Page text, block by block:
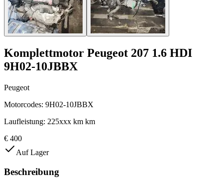
Komplettmotor Peugeot 207 1.6 HDI
9H02-10JBBX
Peugeot
Motorcodes: 9H02-10JBBX
Laufleistung: 225xxx km km
€ 400
Auf Lager
Beschreibung